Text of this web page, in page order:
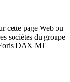
cette page Web ou
sociétés du groupe
Foris DAX MT